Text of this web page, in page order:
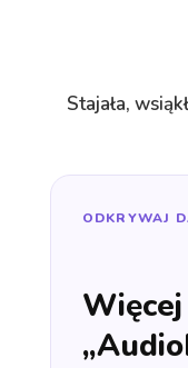
Stajała,
ODKRYWAJ
Więcej